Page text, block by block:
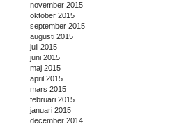
november 2015
oktober 2015
september 2015
augusti 2015
juli 2015
juni 2015
maj 2015
april 2015
mars 2015
februari 2015
januari 2015
december 2014